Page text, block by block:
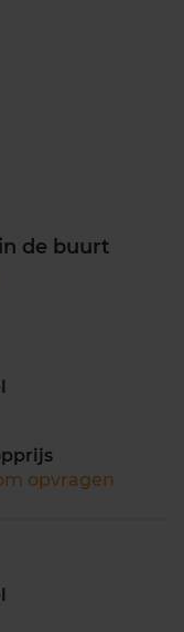
de buurt
opvragen